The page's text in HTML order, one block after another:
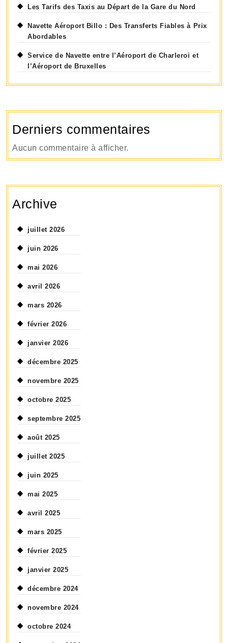
Les Tarifs des Taxis au Départ de la Gare du Nord
Navette Aéroport Billo : Des Transferts Fiables à Prix
Abordables
Service de Navette entre l’Aéroport de Charleroi et
l’Aéroport de Bruxelles
Derniers commentaires
Aucun commentaire à afficher.
Archive
juillet 2026
juin 2026
mai 2026
avril 2026
mars 2026
février 2026
janvier 2026
décembre 2025
novembre 2025
octobre 2025
septembre 2025
août 2025
juillet 2025
juin 2025
mai 2025
avril 2025
mars 2025
février 2025
janvier 2025
décembre 2024
novembre 2024
octobre 2024